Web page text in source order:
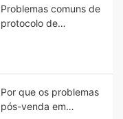
precisam antes do
início da produção
Problemas comuns de
protocolo de
Por que os problemas
pós-venda em